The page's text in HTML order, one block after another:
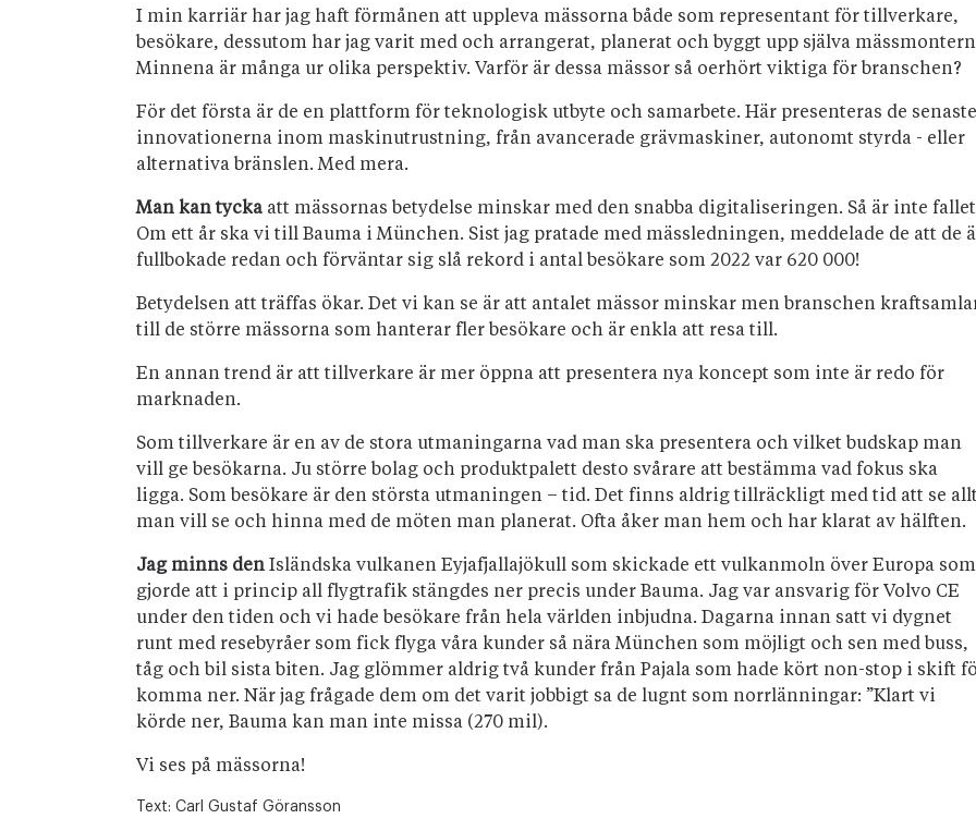
I min karriär har jag haft förmånen att uppleva mässorna både som representant för tillverkare,
besökare, dessutom har jag varit med och arrangerat, planerat och byggt upp själva
Minnena är många ur olika perspektiv. Varför är dessa mässor så oerhört viktiga för branschen?
För det första är de en plattform för teknologisk utbyte och samarbete. Här presenteras de senaste
innovationerna inom maskinutrustning, från avancerade grävmaskiner, autonomt styrda - eller
alternativa bränslen. Med mera.
Man kan tycka att mässornas betydelse minskar med den snabba digitaliseringen. Så är inte
Om ett år ska vi till Bauma i München. Sist jag pratade med mässledningen, meddelade de att de
fullbokade redan och förväntar sig slå rekord i antal besökare som 2022 var 620 000!
Betydelsen att träffas ökar. Det vi kan se är att antalet mässor minskar men branschen
till de större mässorna som hanterar fler besökare och är enkla att resa till.
En annan trend är att tillverkare är mer öppna att presentera nya koncept som inte är redo för
marknaden.
Som tillverkare är en av de stora utmaningarna vad man ska presentera och vilket budskap man
vill ge besökarna. Ju större bolag och produktpalett desto svårare att bestämma vad fokus ska
ligga. Som besökare är den största utmaningen – tid. Det finns aldrig tillräckligt med tid att se
man vill se och hinna med de möten man planerat. Ofta åker man hem och har klarat av hälften.
Jag minns den Isländska vulkanen Eyjafjallajökull som skickade ett vulkanmoln över Europa som
gjorde att i princip all flygtrafik stängdes ner precis under Bauma. Jag var ansvarig för Volvo CE
under den tiden och vi hade besökare från hela världen inbjudna. Dagarna innan satt vi dygnet
runt med resebyråer som fick flyga våra kunder så nära München som möjligt och sen med buss,
tåg och bil sista biten. Jag glömmer aldrig två kunder från Pajala som hade kört non-stop i skift
komma ner. När jag frågade dem om det varit jobbigt sa de lugnt som norrlänningar: ”Klart vi
körde ner, Bauma kan man inte missa (270 mil).
Vi ses på mässorna!
Text: Carl Gustaf Göransson